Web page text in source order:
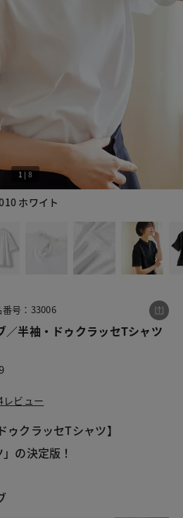
ホワイト
1 | 8
番号：33006
／半袖・ドゥクラッセTシャツ
レビュー
ゥクラッセTシャツ】
の決定版！
＆スリーブ／半袖・ドゥクラッセTシャ
¥4,389